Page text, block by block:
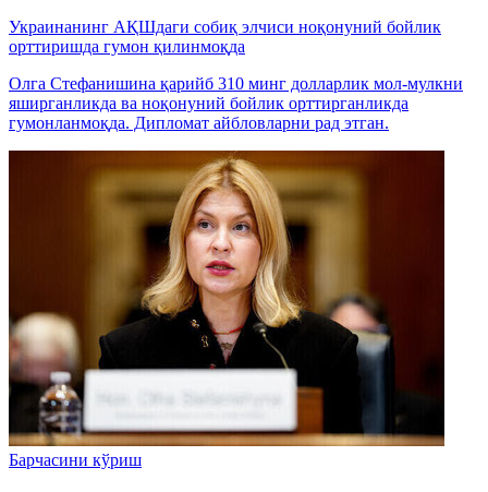
Украинанинг АҚШдаги собиқ элчиси ноқонуний бойлик
орттиришда гумон қилинмоқда
Олга Стефанишина қарийб 310 минг долларлик мол-мулкни
яширганликда ва ноқонуний бойлик орттирганликда
гумонланмоқда. Дипломат айбловларни рад этган.
Барчасини кўриш